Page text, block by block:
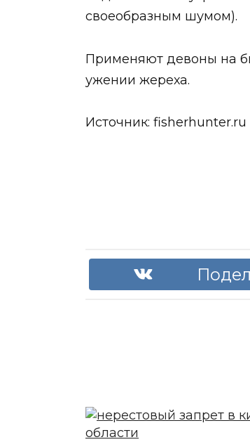
своеобразным шумом).
Применяют девоны на
ужении жереха.
Источник: fisherhunter.ru